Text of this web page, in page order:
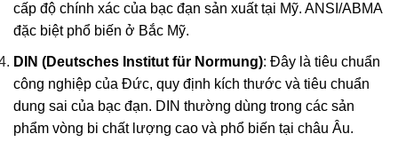
cấp độ chính xác của bạc đạn sản xuất tại Mỹ. ANSI/ABMA
đặc biệt phổ biến ở Bắc Mỹ.
DIN (Deutsches Institut für Normung): Đây là tiêu chuẩn
công nghiệp của Đức, quy định kích thước và tiêu chuẩn
dung sai của bạc đạn. DIN thường dùng trong các sản
phẩm vòng bi chất lượng cao và phổ biến tại châu Âu.